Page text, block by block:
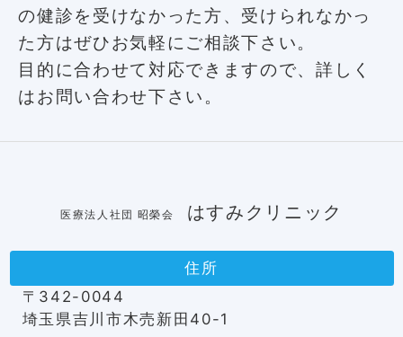
の健診を受けなかった方、受けられなかっ
た方はぜひお気軽にご相談下さい。
目的に合わせて対応できますので、詳しく
はお問い合わせ下さい。
医療法人社団 昭榮会 はすみクリニック
住所
〒342-0044
埼玉県吉川市木売新田40-1